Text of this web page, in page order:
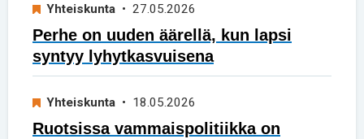
Yhteiskunta • 27.05.2026
Perhe on uuden äärellä, kun lapsi
syntyy lyhytkasvuisena
Yhteiskunta • 18.05.2026
Ruotsissa vammaispolitiikka on